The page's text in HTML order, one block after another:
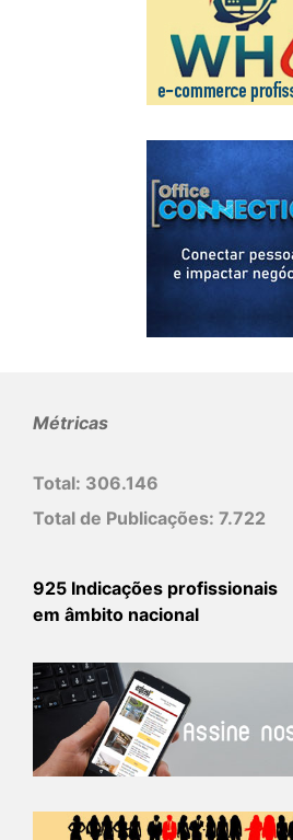
Métricas
Total: 306.146
Total de Publicações: 7.722
925 Indicações profissionais
em âmbito nacional